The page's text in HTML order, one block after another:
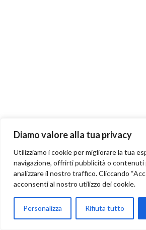
Diamo valore alla tua privacy
Utilizziamo i cookie per migliorare la tua
navigazione, offrirti pubblicità o contenuti
analizzare il nostro traffico. Cliccando
acconsenti al nostro utilizzo dei cookie.
Personalizza Rifiuta tutto